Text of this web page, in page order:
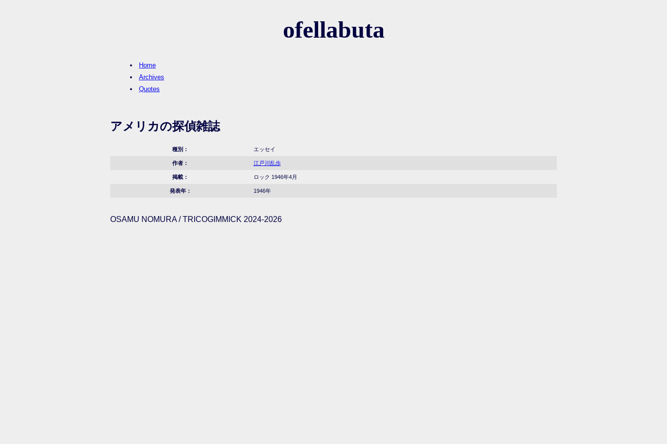
ofellabuta
Home
Archives
Quotes
アメリカの探偵雑誌
種別： エッセイ
作者： 江戸川乱歩
掲載： ロック 1946年4月
発表年： 1946年
OSAMU NOMURA / TRICOGIMMICK 2024-2026